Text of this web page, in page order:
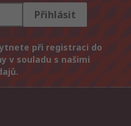
Přihlásit
při registraci do
v souladu s našimi